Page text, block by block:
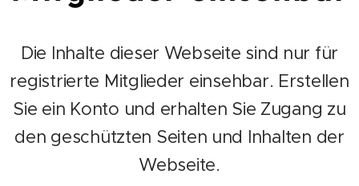
Die Inhalte dieser Webseite sind nur für
registrierte Mitglieder einsehbar. Erstellen
Sie ein Konto und erhalten Sie Zugang zu
den geschützten Seiten und Inhalten der
Webseite.